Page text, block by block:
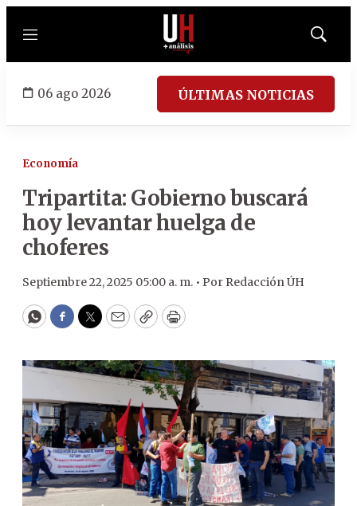
Menú
Mostrar
06 ago 2026 ÚLTIMAS NOTICIAS
Economía
Tripartita: Gobierno buscará
hoy levantar huelga de
choferes
Septiembre 22, 2025 05:00 a. m. • Por Redacción ÚH
WhatsApp
Facebook
Twitter
EmailCopyPrint